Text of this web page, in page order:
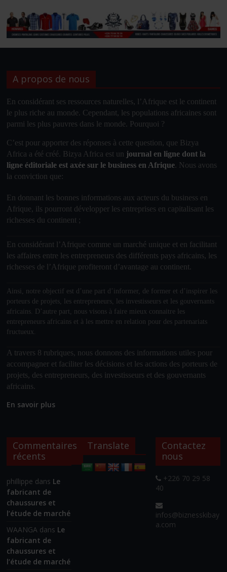
A propos de nous
En considérant ses ressources naturelles, l’Afrique est le continent
le plus riche au monde. Cependant, les populations africaines sont
parmi les plus pauvres dans le monde. Pourquoi ?
C’est pour apporter des réponses à cette question, que Bizya
Africa a été créé. Bizya Africa est un journal en ligne dont la
ligne éditoriale est axée sur le business en Afrique. Nous avons
la conviction que:
En donnant les bonnes informations aux acteurs du business en
Afrique, ils pourront développer les entreprises en capitalisant les
richesses du continent ;
En considérant l’Afrique comme un marché unique et en facilitant
les affaires entre les entrepreneurs des différents pays africains, les
richesses de l’Afrique profiteront d’avantage au continent.
Ainsi, notre objectif est d’une part d’informer, de former et d’inspirer les
porteurs de projets, les entrepreneurs, les investisseurs et les gouvernants
africains. D’autre part, nous visons à faire mieux connaitre les
entrepreneurs africains et à les mettre en relation pour des partenariats
fructueux.
A travers 8 rubriques, nous donnons des informations utiles pour
accompagner et faciliter les décisions et les actions des porteurs de
projets, des entrepreneurs, des investisseurs et des gouvernants
africains.
En savoir plus
Commentaires
récents
phillippe dans Le
fabricant de
chaussures et
l’étude de marché
WAANGA dans Le
fabricant de
chaussures et
l’étude de marché
Translate
Contactez
nous
+226 70 29 58
40
infos@biznesskibay
a.com